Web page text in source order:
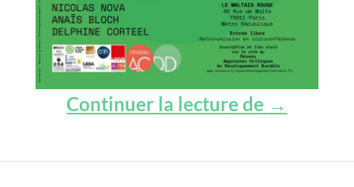
Continuer la lecture de Faire
→